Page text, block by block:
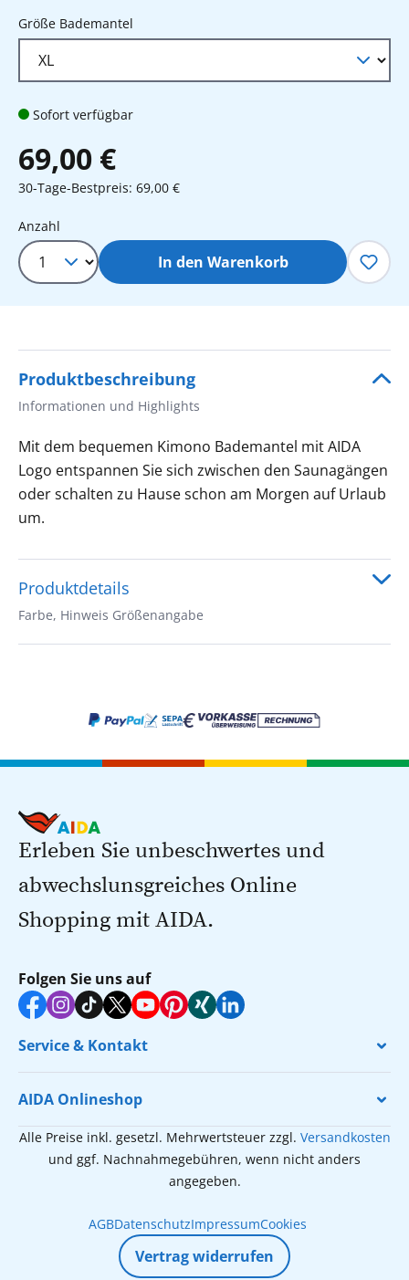
Größe Bademantel
Sofort verfügbar
69,00 €
30-Tage-Bestpreis: 69,00 €
Produkt Anzahl: Gib den
Anzahl
In den Warenkorb
Produktbeschreibung
Informationen und Highlights
Mit dem bequemen Kimono Bademantel mit AIDA
Logo entspannen Sie sich zwischen den Saunagängen
oder schalten zu Hause schon am Morgen auf Urlaub
um.
Produktdetails
Farbe, Hinweis Größenangabe
Erleben Sie unbeschwertes und
abwechslunsgreiches Online
Shopping mit AIDA.
Folgen Sie uns auf
Service & Kontakt
AIDA Onlineshop
Alle Preise inkl. gesetzl. Mehrwertsteuer zzgl. Versandkosten
und ggf. Nachnahmegebühren, wenn nicht anders
angegeben.
AGBDatenschutzImpressumCookies
Vertrag widerrufen